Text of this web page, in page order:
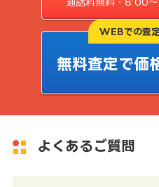
WEBでの査
無料査定で価
よくあるご質問